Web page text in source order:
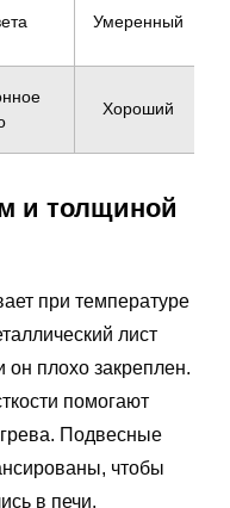
Умеренный
Хороший
и толщиной
при температуре
лист
плохо закреплен.
помогают
Подвесные
чтобы
в печи.